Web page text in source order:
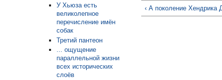
У Хьюза есть
великолепное
перечисление имён
собак
Третий пантеон
... ощущение
параллельной жизни
всех исторических
слоёв
‹ А поколение Хендрика